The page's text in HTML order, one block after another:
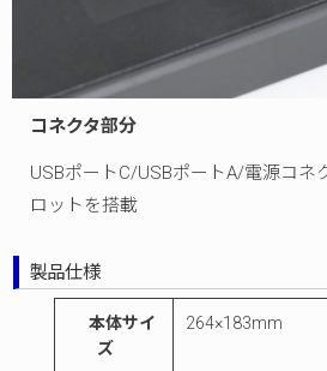
コネクタ部分
USBポートC/USBポートA/電源コネ
ロットを搭載
製品仕様
本体サイ
ズ
264×183mm